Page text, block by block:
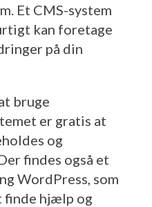
Et CMS-system
kan foretage
på din
bruge
er gratis at
og
findes også et
WordPress, som
finde hjælp og